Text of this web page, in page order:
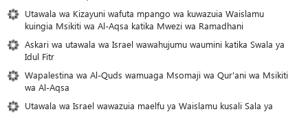
Utawala wa Kizayuni wafuta mpango wa kuwazuia Waislamu
kuingia Msikiti wa Al-Aqsa katika Mwezi wa Ramadhani
Askari wa utawala wa Israel wawahujumu waumini katika Swala ya
Idul Fitr
Wapalestina wa Al-Quds wamuaga Msomaji wa Qur'ani wa Msikiti
wa Al-Aqsa
Utawala wa Israel wawazuia maelfu ya Waislamu kusali Sala ya